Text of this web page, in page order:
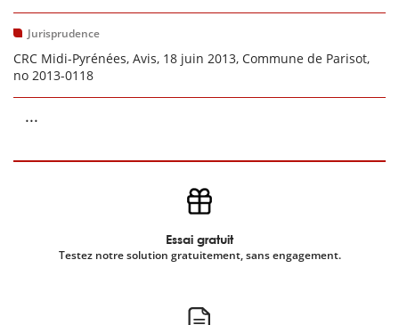
Jurisprudence
CRC Midi-Pyrénées, Avis, 18 juin 2013, Commune de Parisot,
no 2013-0118
...
Essai gratuit
Testez notre solution gratuitement, sans engagement.